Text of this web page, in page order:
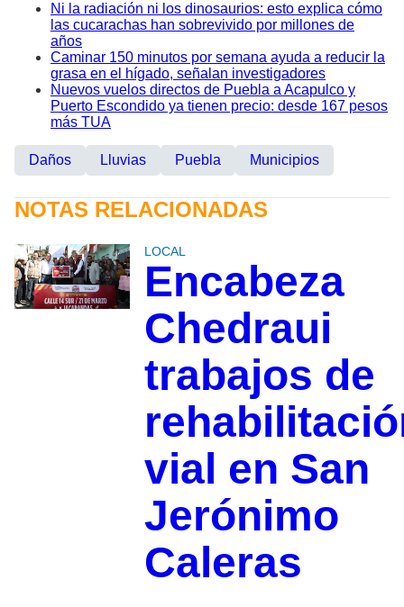
Ni la radiación ni los dinosaurios: esto explica cómo
las cucarachas han sobrevivido por millones de
años
Caminar 150 minutos por semana ayuda a reducir la
grasa en el hígado, señalan investigadores
Nuevos vuelos directos de Puebla a Acapulco y
Puerto Escondido ya tienen precio: desde 167 pesos
más TUA
Daños Lluvias Puebla Municipios
NOTAS RELACIONADAS
LOCAL
Encabeza
Chedraui
trabajos de
vial en San
Jerónimo
Caleras